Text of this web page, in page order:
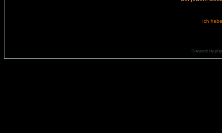
Ich
Powered by